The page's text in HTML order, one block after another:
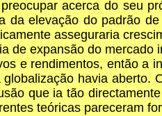
acerca do seu
elevação do padrão
asseguraria
expansão do
e rendimentos, então a
havia aberto.
que ia tão
teóricas pareceram